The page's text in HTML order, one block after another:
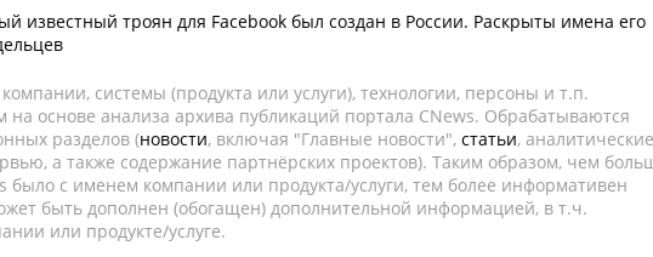
известный троян для Facebook был создан в России. Раскрыты имена его
системы (продукта или услуги), технологии, персоны и т.п.
на основе анализа архива публикаций портала CNews. Обрабатываются
разделов (новости, включая "Главные новости", статьи, аналитические
а также содержание партнёрских проектов). Таким образом, чем
было с именем компании или продукта/услуги, тем более информативен
быть дополнен (обогащен) дополнительной информацией, в т.ч.
или продукте/услуге.